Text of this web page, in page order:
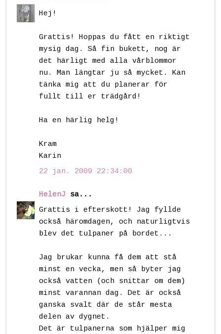
Hej!
Grattis! Hoppas du fått en riktigt
mysig dag. Så fin bukett, nog är
det härligt med alla vårblommor
nu. Man längtar ju så mycket. Kan
tänka mig att du planerar för
fullt till er trädgård!
Ha en härlig helg!
Kram
Karin
22 jan. 2009 22:34:00
HelenJ sa...
Grattis i efterskott! Jag fyllde
också häromdagen, och naturligtvis
blev det tulpaner på bordet...
Jag brukar kunna få dem att stå
minst en vecka, men så byter jag
också vatten (och snittar om dem)
minst varannan dag. Det är också
ganska svalt där de står mesta
delen av dygnet.
Det är tulpanerna som hjälper mig